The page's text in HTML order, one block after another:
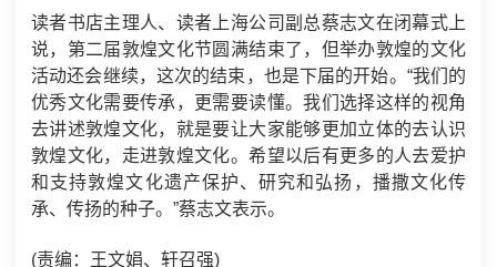
读者书店主理人、读者上海公司副总蔡志文在闭幕式上
说，第二届敦煌文化节圆满结束了，但举办敦煌的文化
活动还会继续，这次的结束，也是下届的开始。“我们的
优秀文化需要传承，更需要读懂。我们选择这样的视角
去讲述敦煌文化，就是要让大家能够更加立体的去认识
敦煌文化，走进敦煌文化。希望以后有更多的人去爱护
和支持敦煌文化遗产保护、研究和弘扬，播撒文化传
承、传扬的种子。”蔡志文表示。
(责编：王文娟、轩召强)